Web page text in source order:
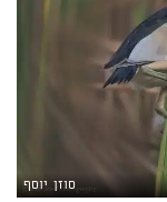
סוזן יוסף